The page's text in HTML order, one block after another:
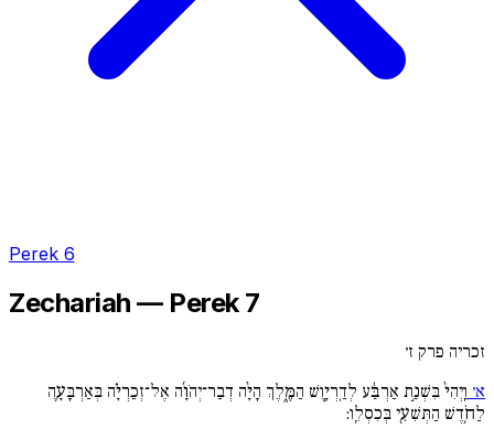
Perek 6
Zechariah — Perek 7
זכריה פרק ז׳
א׳ וַֽיְהִי֙ בִּשְׁנַ֣ת אַרְבַּ֔ע לְדַֽרְיָ֖וֶשׁ הַמֶּ֑לֶךְ הָיָ֨ה דְבַר־יְהֹוָ֜ה אֶל־זְכַרְיָ֗ה בְּאַרְבָּעָ֛ה
לַחֹ֥דֶשׁ הַתְּשִׁעִ֖י בְּכִסְלֵֽו: